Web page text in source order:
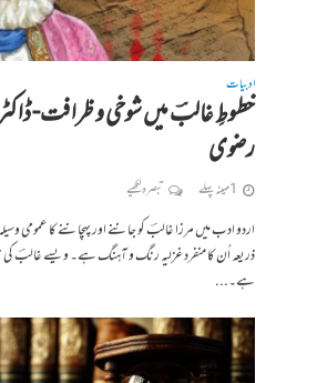
ادبیات
خطوطِ غالبؔ میں شوخی و ظرافت- ڈاکٹر
رضوی
1 مہینہ پہلے تبصرہ لکھیے
اردو ادب میں مرزا غالبؔ کو جاننے اور پہچاننے کا عمومی
ذریعہ اُن کا منفرد غزلیہ رنگ و آہنگ ہے۔ ویسے غالبؔ کی
ہے۔...